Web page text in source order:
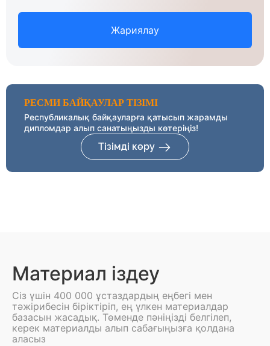
Жариялау
РЕСМИ БАЙҚАУЛАР ТІЗІМІ
Республикалық байқауларға қатысып жарамды
дипломдар алып санатыңызды көтеріңіз!
Тізімді көру
Материал іздеу
Сіз үшін 400 000 ұстаздардың еңбегі мен
тәжірибесін біріктіріп, ең үлкен материалдар
базасын жасадық. Төменде пәніңізді белгілеп,
керек материалды алып сабағыңызға қолдана
аласыз